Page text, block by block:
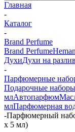
Главная
-
Каталог
-
Brand Perfume
Brand Perfume
ДухиДухи на разлив
-
Парфюмерные
Подарочные наборы
млАвтопарфюм
млПарфюмерная
-Парфюмерный
х 5 мл)